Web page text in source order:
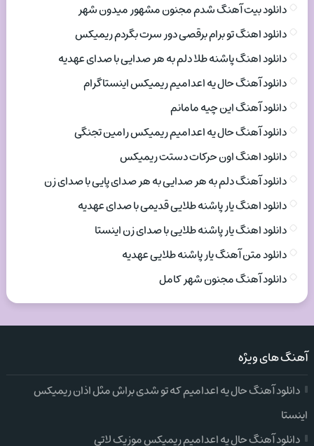
دانلود بیت آهنگ شدم مجنون مشهور میدون شهر
دانلود اهنگ تو برام برقصی دور سرت بگردم ریمیکس
دانلود اهنگ پاشنه طلا دلم به هر صدایی با صدای عهدیه
دانلود آهنگ حال یه اعدامیم ریمیکس اینستاگرام
دانلود آهنگ این چیه مامانم
دانلود آهنگ حال یه اعدامیم ریمیکس رامین تجنگی
دانلود اهنگ اون حرکات دستت ریمیکس
دانلود آهنگ دلم به هر صدایی به هر صدای پایی با صدای زن
دانلود اهنگ یار پاشنه طلایی قدیمی با صدای عهدیه
دانلود اهنگ یار پاشنه طلایی با صدای زن اینستا
دانلود متن آهنگ یار پاشنه طلایی عهدیه
دانلود آهنگ مجنون شهر کامل
آهنگ های ویژه
دانلود آهنگ حال یه اعدامیم که تو شدی براش مثل اذان ریمیکس
اینستا
دانلود آهنگ حال یه اعدامیم ریمیکس موزیک لاتی